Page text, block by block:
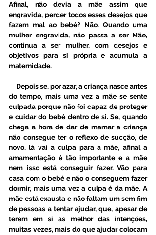
Afinal, não devia a mãe assim que
engravida, perder todos esses desejos que
fazem mal ao bebé? Não. Quando uma
mulher engravida, não passa a ser Mãe,
continua a ser mulher, com desejos e
objetivos para si própria e acumula a
maternidade.
do tempo, mais uma vez a mãe se sente
culpada porque não foi capaz de proteger
e cuidar do bebé dentro de si. Se, quando
chega a hora de dar de mamar a criança
não consegue ter o reflexo de sucção, de
novo, lá vai a culpa para a mãe, afinal a
amamentação é tão importante e a mãe
nem isso está conseguir fazer. Vão para
casa com o bebé e não o conseguem fazer
dormir, mais uma vez a culpa é da mãe. A
mãe está exausta e não faltam um sem fim
de pessoas a tentar ajudar, que, apesar de
terem em si as melhor das intenções,
muitas vezes, mais do que ajudar colocam